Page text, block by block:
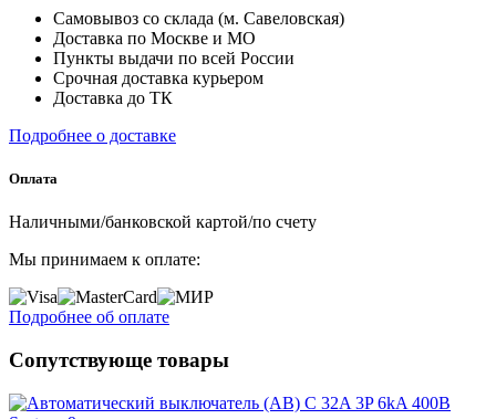
Самовывоз со склада (м. Савеловская)
Доставка по Москве и МО
Пункты выдачи по всей России
Срочная доставка курьером
Доставка до ТК
Подробнее о доставке
Оплата
Наличными/банковской картой/по счету
Мы принимаем к оплате:
Подробнее об оплате
Сопутствующе товары